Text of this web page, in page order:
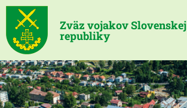
Zväz vojakov Slovenskej
republiky